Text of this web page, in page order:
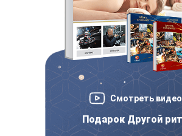
Подарок Другой
Смотреть видео